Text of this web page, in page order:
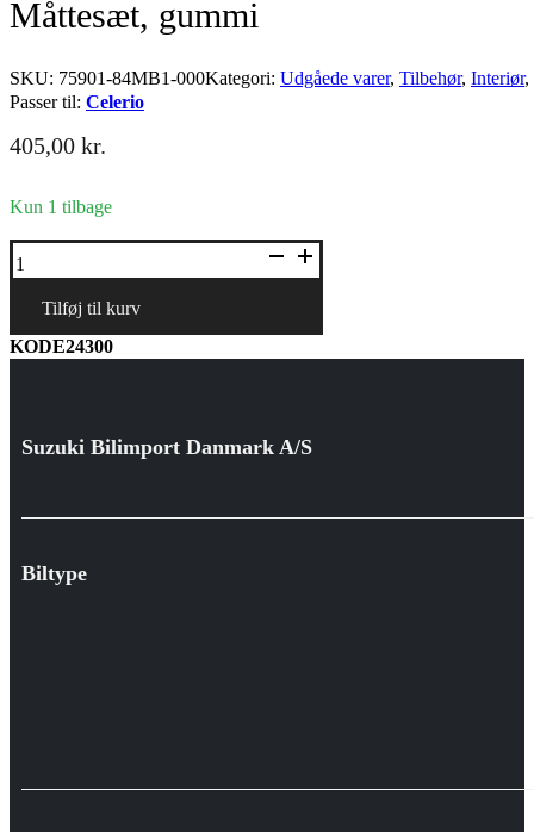
Måttesæt, gummi
SKU: 75901-84MB1-000Kategori: Udgåede varer, Tilbehør, Interiør,
Passer til: Celerio
405,00 kr.
Kun 1 tilbage
Måttesæt,
gummi
Tilføj til kurv
KODE24300
Suzuki Bilimport Danmark A/S
Biltype